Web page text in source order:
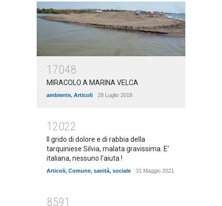
17048
MIRACOLO A MARINA VELCA
ambiente, Articoli 28 Luglio 2018
12022
Il grido di dolore e di rabbia della
tarquiniese Silvia, malata gravissima. E'
italiana, nessuno l'aiuta !
Articoli, Comune, sanità, sociale 31 Maggio 2021
8591